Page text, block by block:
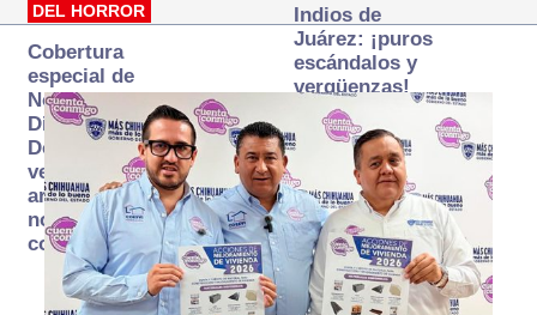
DEL HORROR
Cobertura
especial de
Norte
Digital:
Donde la
verdad
arde… pero
no se
consume
Indios de
Juárez: ¡puros
escándalos y
vergüenzas!